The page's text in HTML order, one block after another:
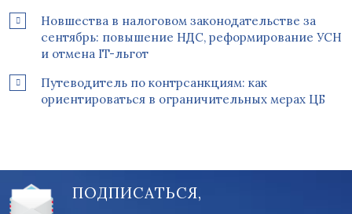
Новшества в налоговом законодательстве за
сентябрь: повышение НДС, реформирование УСН
и отмена IT-льгот
Путеводитель по контрсанкциям: как
ориентироваться в ограничительных мерах ЦБ
ПОДПИСАТЬСЯ,